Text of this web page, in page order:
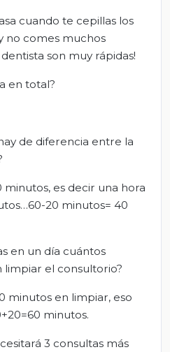
cuando te cepillas los
no comes muchos
son muy rápidas!
en total?
de diferencia entre la
es decir una hora
20 minutos= 40
en un día cuántos
limpiar el consultorio?
minutos en limpiar, eso
minutos.
3 consultas más